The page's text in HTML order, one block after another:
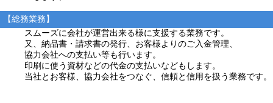
【総務業務】
スムーズに会社が運営出来る様に支援する業務です。
又、納品書・請求書の発行、お客様よりのご入金管理、
協力会社への支払い等も行います。
印刷に使う資材などの代金の支払いなどもします。
当社とお客様、協力会社をつなぐ、信頼と信用を扱う業務です。